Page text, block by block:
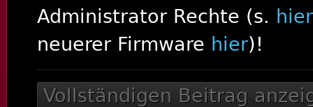
Administrator Rechte (s. hier
neuerer Firmware hier)!
Vollständigen Beitrag